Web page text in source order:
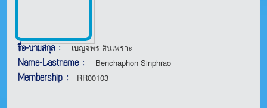
ชื่อ-นามสกุล : เบญจพร สินเพราะ
Name-Lastname : Benchaphon Sinphrao
Membership : RR00103